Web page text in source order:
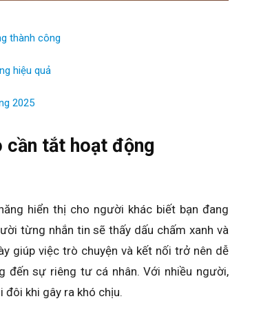
thành công
hiệu quả
2025
cần tắt hoạt động
hiển thị cho người khác biết bạn đang
từng nhắn tin sẽ thấy dấu chấm xanh và
giúp việc trò chuyện và kết nối trở nên dễ
đến sự riêng tư cá nhân. Với nhiều người,
khi gây ra khó chịu.